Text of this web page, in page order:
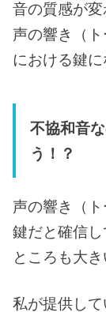
音の質感が
声の響き（
における鍵に
不協和音
う！？
声の響き（
鍵だと確信
ところも大き
私が提供し